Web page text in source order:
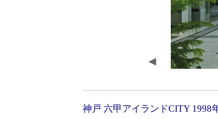
神戸 六甲アイランドCITY 1998